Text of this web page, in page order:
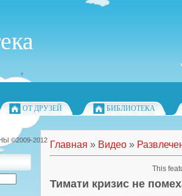
ОТ ДРУЗЕЙ
БИБЛИОТЕКА
Главная » Видео »
Тимати кризис не
©2009-2012
This